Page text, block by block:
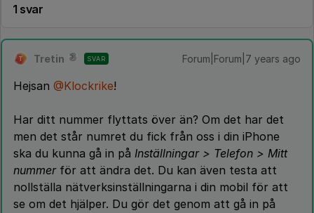
1 svar
T Tretin SVAR Forum|Forum|7 years ago
Hejsan @Klockrike!
Har ditt nummer flyttats över än? Om det har det
men det står numret du fick från oss i din iPhone
ska du kunna gå in på Inställningar > Telefon > Mitt
nummerför att ändra det. Du kan även testa att
nollställa nätverksinställningarna i din mobil för att
se om det hjälper. Du gör det genom att gå in på